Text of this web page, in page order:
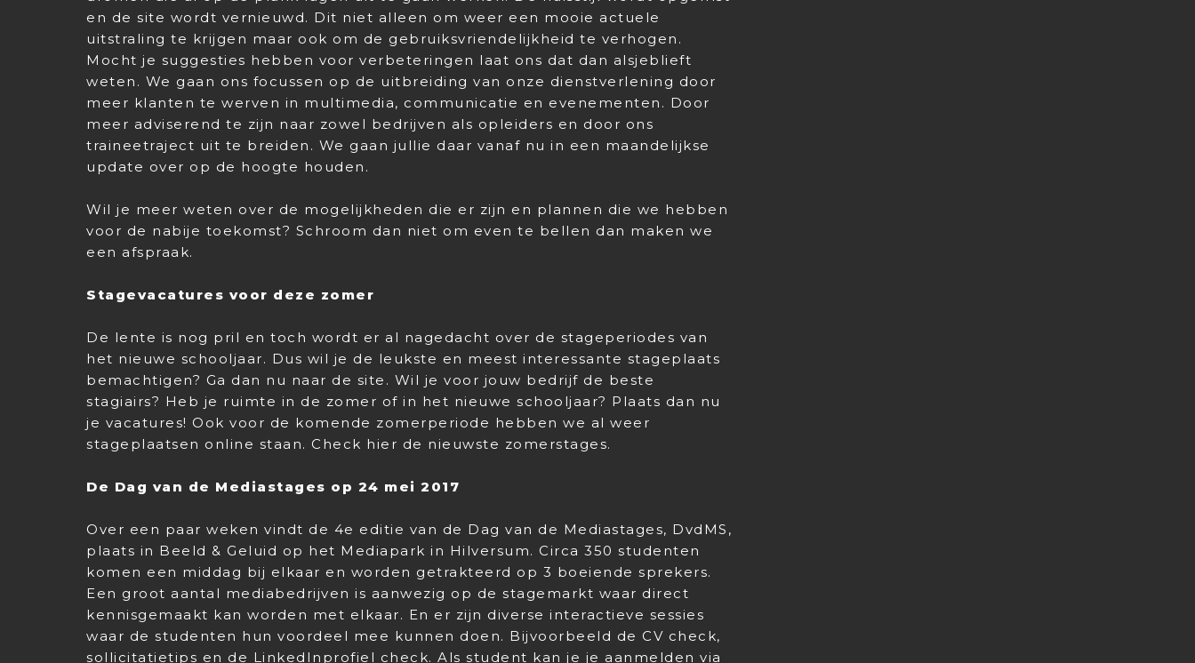
en de site wordt vernieuwd. Dit niet alleen om weer een mooie actuele
uitstraling te krijgen maar ook om de gebruiksvriendelijkheid te verhogen.
Mocht je suggesties hebben voor verbeteringen laat ons dat dan alsjeblieft
weten. We gaan ons focussen op de uitbreiding van onze dienstverlening door
meer klanten te werven in multimedia, communicatie en evenementen. Door
meer adviserend te zijn naar zowel bedrijven als opleiders en door ons
traineetraject uit te breiden. We gaan jullie daar vanaf nu in een maandelijkse
update over op de hoogte houden.
Wil je meer weten over de mogelijkheden die er zijn en plannen die we hebben
voor de nabije toekomst? Schroom dan niet om even te bellen dan maken we
een afspraak.
Stagevacatures voor deze zomer
De lente is nog pril en toch wordt er al nagedacht over de stageperiodes van
het nieuwe schooljaar. Dus wil je de leukste en meest interessante stageplaats
bemachtigen? Ga dan nu naar de site. Wil je voor jouw bedrijf de beste
stagiairs? Heb je ruimte in de zomer of in het nieuwe schooljaar? Plaats dan nu
je vacatures! Ook voor de komende zomerperiode hebben we al weer
stageplaatsen online staan. Check hier de nieuwste zomerstages.
De Dag van de Mediastages op 24 mei 2017
Over een paar weken vindt de 4e editie van de Dag van de Mediastages, DvdMS,
plaats in Beeld & Geluid op het Mediapark in Hilversum. Circa 350 studenten
komen een middag bij elkaar en worden getrakteerd op 3 boeiende sprekers.
Een groot aantal mediabedrijven is aanwezig op de stagemarkt waar direct
kennisgemaakt kan worden met elkaar. En er zijn diverse interactieve sessies
waar de studenten hun voordeel mee kunnen doen. Bijvoorbeeld de CV check,
sollicitatietips en de LinkedInprofiel check. Als student kan je je aanmelden via